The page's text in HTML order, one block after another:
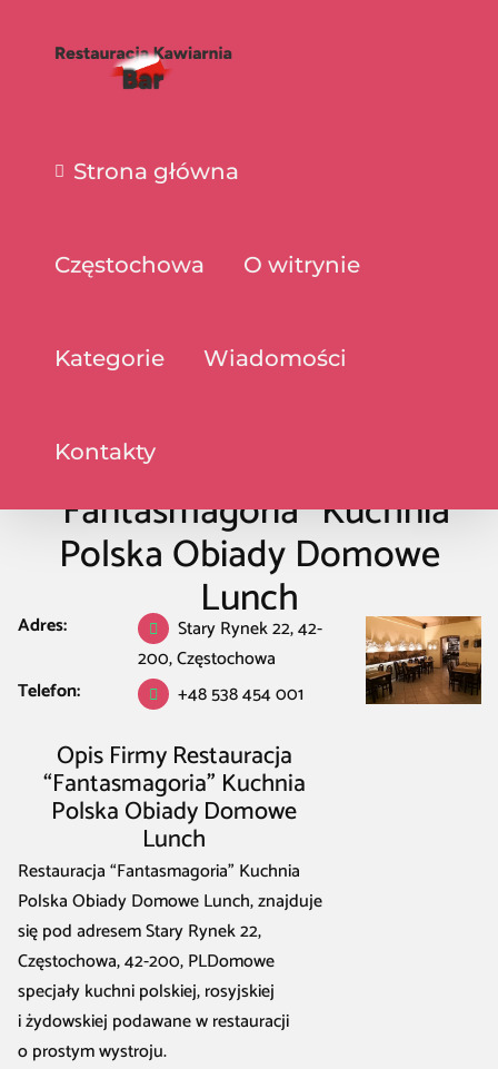
Strona główna
Częstochowa O witrynie
Kategorie Wiadomości
Kontakty
“Fantasmagoria” Kuchnia
Polska Obiady Domowe
Lunch
Restauracja Kawiarnia Bar/Częstochowa/Restauracja dla rodzin w
Restauracja “Fantasmagoria” Kuchnia Polska Obiady
Adres:
Stary Rynek 22, 42-
200, Częstochowa
Telefon:
+48 538 454 001
Opis Firmy Restauracja
“Fantasmagoria” Kuchnia
Polska Obiady Domowe
Lunch
Restauracja “Fantasmagoria” Kuchnia
Polska Obiady Domowe Lunch, znajduje
się pod adresem Stary Rynek 22,
Częstochowa, 42-200, PLDomowe
specjały kuchni polskiej, rosyjskiej
i żydowskiej podawane w restauracji
o prostym wystroju.